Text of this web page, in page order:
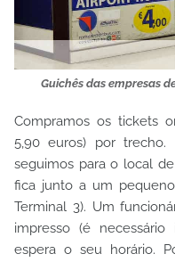
Guichês das empresas
Compramos os tickets
5,90 euros) por trecho.
seguimos para o local
fica junto a um
Terminal 3). Um
impresso (é
espera o seu horário.